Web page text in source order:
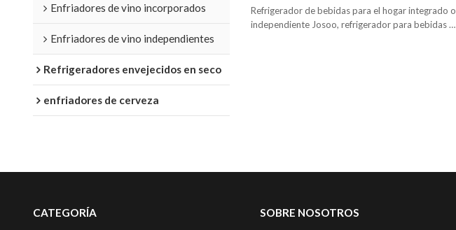
Enfriadores de vino incorporados
Enfriadores de vino independientes
Refrigeradores envejecidos en seco
enfriadores de cerveza
transparente Construido en ZS-A60Y para
almacenamiento de bebidas con estante de
Refrigerador de bebidas para el hogar integrado o
independiente Josoo, refrigerador para bebidas de
CATEGORÍA SOBRE NOSOTROS